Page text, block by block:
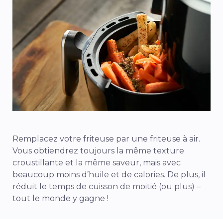
Remplacez votre friteuse par une friteuse à air.
Vous obtiendrez toujours la même texture
croustillante et la même saveur, mais avec
beaucoup moins d’huile et de calories. De plus, il
réduit le temps de cuisson de moitié (ou plus) –
tout le monde y gagne !